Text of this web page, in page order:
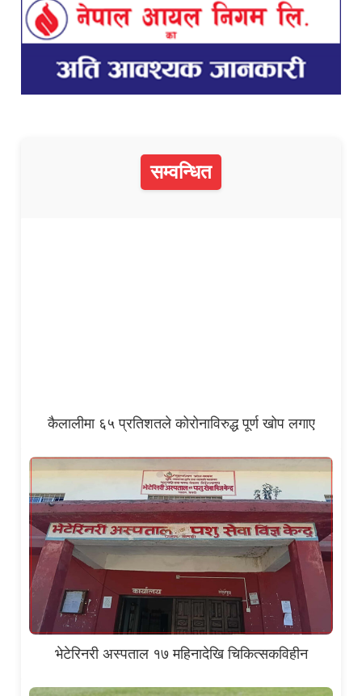
सम्वन्धित
कैलालीमा ६५ प्रतिशतले कोरोनाविरुद्ध पूर्ण खोप लगाए
भेटेरिनरी अस्पताल १७ महिनादेखि चिकित्सकविहीन